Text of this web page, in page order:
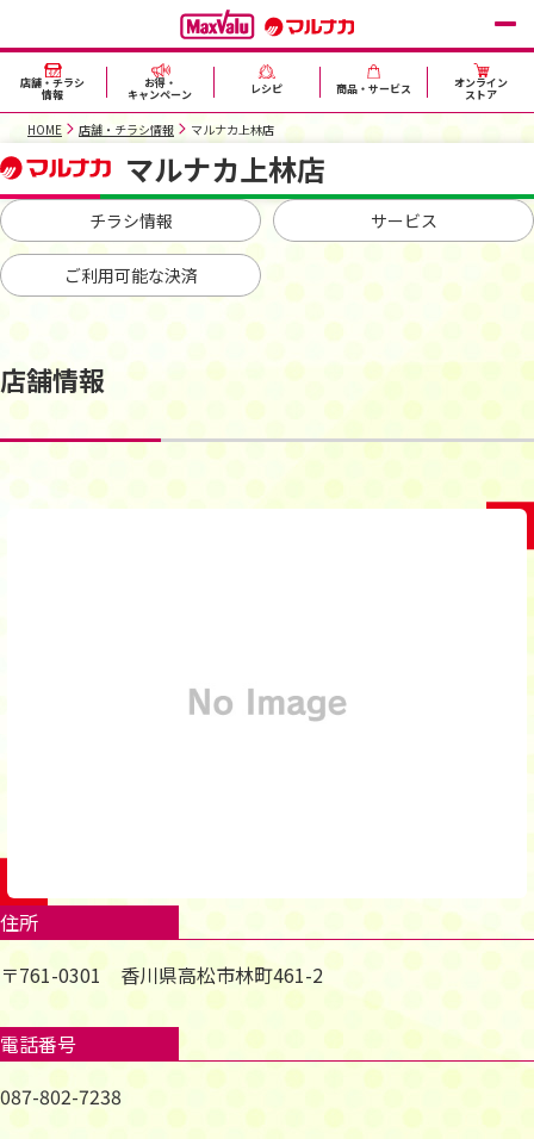
店舗・チラシ
情報
お得・
キャンペーン レシピ 商品・サービス オンライン
ストア
HOME 店舗・チラシ情報 マルナカ上林店
マルナカ上林店
チラシ情報 サービス
ご利用可能な決済
店舗情報
住所
〒761-0301 香川県高松市林町461-2
電話番号
087-802-7238